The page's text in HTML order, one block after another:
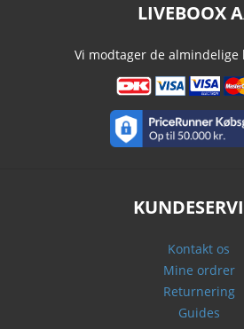
LIVEBOOX
Vi modtager de almindelige
Kontakt os
Mine ordrer
Returnering
Guides